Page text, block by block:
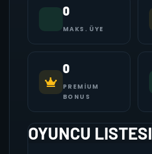
0
MAKS. ÜYE
0
PREMIUM
BONUS
OYUNCU LISTESI